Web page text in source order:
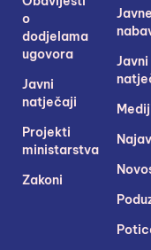
Javne
Javni
o
dodjelama
ugovora
Javni
natječaji
Projekti
ministarstva
Zakoni